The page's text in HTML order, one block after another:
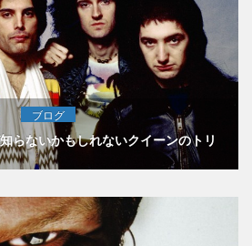
ブログ
らないかもしれないクイーンのトリ